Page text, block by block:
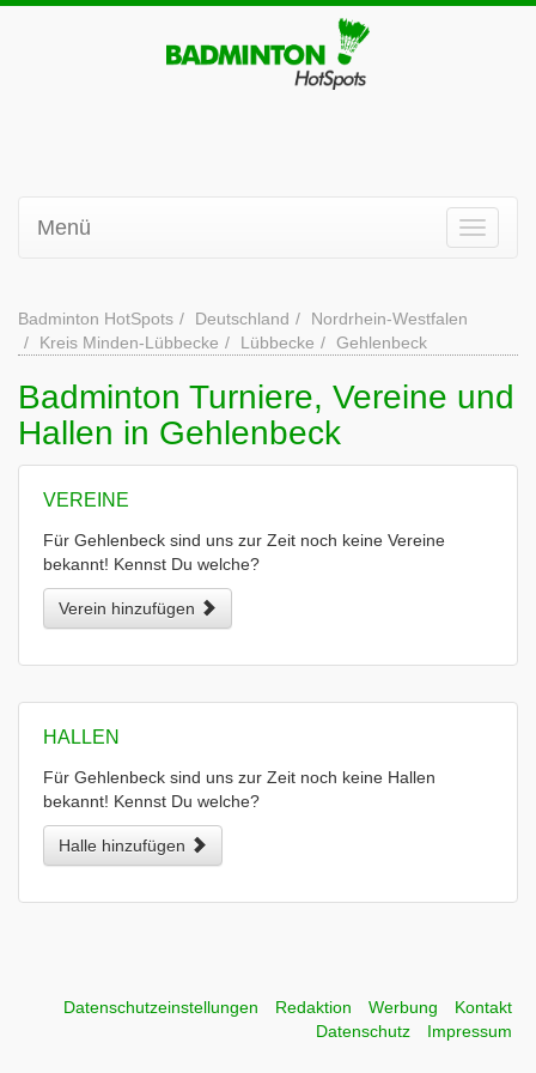
Menü
Badminton HotSpots Deutschland
Nordrhein-Westfalen
Kreis Minden-Lübbecke
Lübbecke Gehlenbeck
Badminton Turniere, Vereine und
Hallen in Gehlenbeck
VEREINE
Für Gehlenbeck sind uns zur Zeit noch keine Vereine
bekannt! Kennst Du welche?
Verein hinzufügen
HALLEN
Für Gehlenbeck sind uns zur Zeit noch keine Hallen
bekannt! Kennst Du welche?
Halle hinzufügen
Datenschutzeinstellungen Redaktion Werbung
Kontakt
Datenschutz
Impressum